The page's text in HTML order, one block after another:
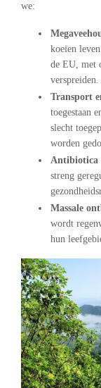
we:
koeien
de EU, met
verspreiden.
Transport
toegestaan
slecht
worden
Antibiotica
streng
Massale
wordt
hun